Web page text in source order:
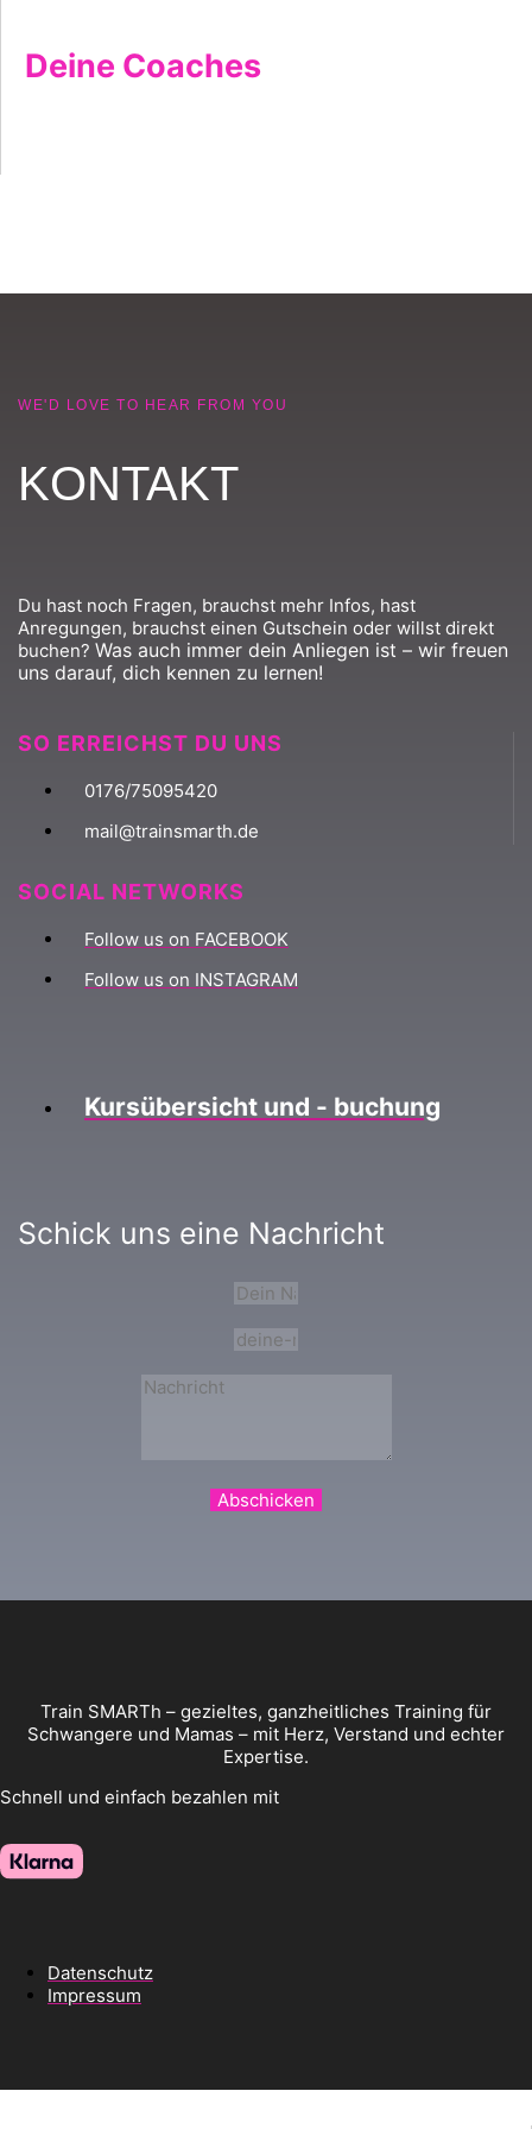
Deine Coaches
WE'D LOVE TO HEAR FROM YOU
KONTAKT
Du hast noch Fragen, brauchst mehr Infos, hast
Anregungen, brauchst einen Gutschein oder willst direkt
buchen? Was auch immer dein Anliegen ist – wir freuen
uns darauf, dich kennen zu lernen!
SO ERREICHST DU UNS
0176/75095420
mail@trainsmarth.de
SOCIAL NETWORKS
Follow us on FACEBOOK
Follow us on INSTAGRAM
Kursübersicht und - buchung
Schick uns eine Nachricht
Abschicken
Train SMARTh – gezieltes, ganzheitliches Training für
Schwangere und Mamas – mit Herz, Verstand und echter
Expertise.
Schnell und einfach bezahlen mit
Datenschutz
Impressum